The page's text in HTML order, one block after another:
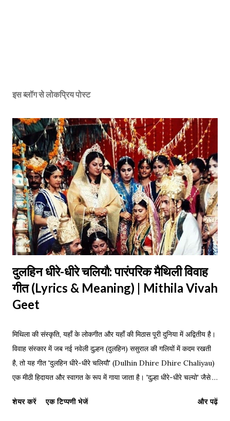
इस ब्लॉग से लोकप्रिय पोस्ट
दुलहिन धीरे-धीरे चलियौ: पारंपरिक मैथिली विवाह
गीत (Lyrics & Meaning) | Mithila Vivah
Geet
मिथिला की संस्कृति, यहाँ के लोकगीत और यहाँ की मिठास पूरी दुनिया में अद्वितीय है।
विवाह संस्कार में जब नई नवेली दुल्हन (दुलहिन) ससुराल की गलियों में कदम रखती
है, तो यह गीत 'दुलहिन धीरे-धीरे चलियौ' (Dulhin Dhire Dhire Chaliyau)
एक मीठी हिदायत और स्वागत के रूप में गाया जाता है। 'दुल्हा धीरे-धीरे चल्यो' जैसे
मैथिली साहित्य को ऊंचाइयों पर पहुँचाया, उसी प्रकार हमारे पारंपरिक विवाह गीतों ने
शेयर करें एक टिप्पणी भेजें और पढ़ें